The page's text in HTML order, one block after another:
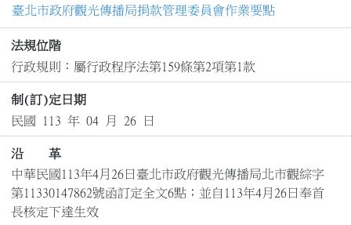
臺北市政府觀光傳播局捐款管理委員會作業要點
法規位階
行政規則：屬行政程序法第159條第2項第1款
制(訂)定日期
民國 113 年 04 月 26 日
沿 革
中華民國113年4月26日臺北市政府觀光傳播局北市觀綜字
第11330147862號函訂定全文6點；並自113年4月26日奉首
長核定下達生效